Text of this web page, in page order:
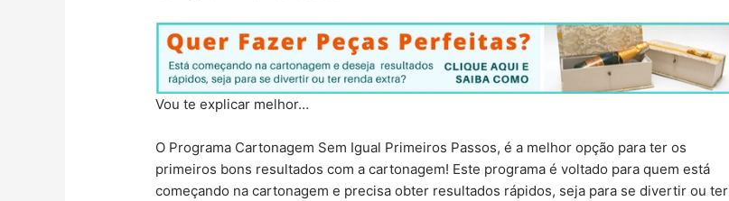
Vou te explicar melhor…
O Programa Cartonagem Sem Igual Primeiros Passos, é a melhor opção para ter os
primeiros bons resultados com a cartonagem! Este programa é voltado para quem está
começando na cartonagem e precisa obter resultados rápidos, seja para se divertir ou ter